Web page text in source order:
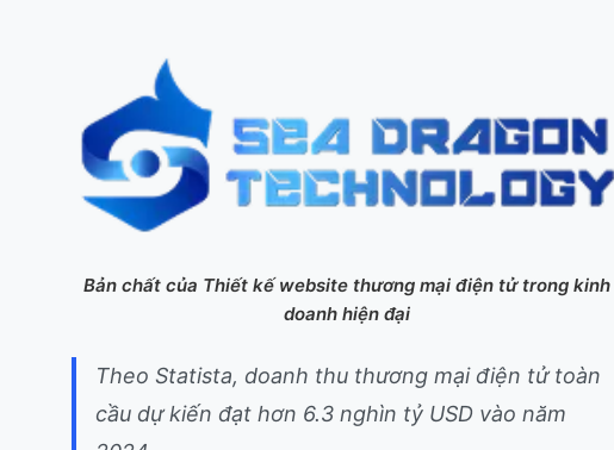
Bản chất của Thiết kế website thương mại điện tử trong kinh
doanh hiện đại
Theo Statista, doanh thu thương mại điện tử toàn
cầu dự kiến đạt hơn 6.3 nghìn tỷ USD vào năm